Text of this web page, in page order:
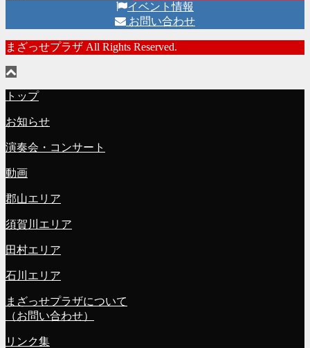
イベント情報
お問い合わせ
まざっせプラザ All Rights Reserved.
トップ
お知らせ
演奏会・コンサート
動画
郡山エリア
須賀川エリア
田村エリア
石川エリア
まざっせプラザについて
（お問い合わせ）
リンク集